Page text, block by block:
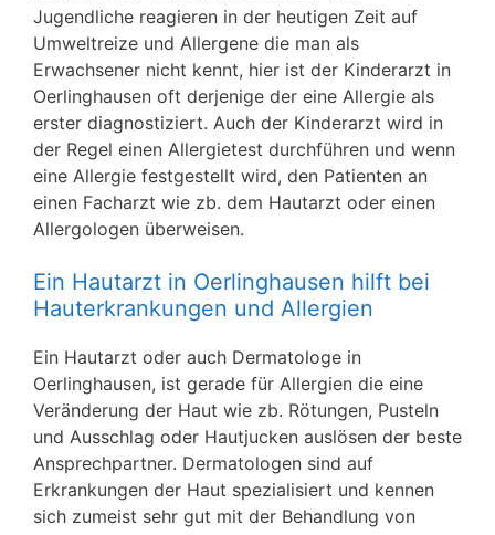
Jugendliche reagieren in der heutigen Zeit auf
Umweltreize und Allergene die man als
Erwachsener nicht kennt, hier ist der Kinderarzt in
Oerlinghausen oft derjenige der eine Allergie als
erster diagnostiziert. Auch der Kinderarzt wird in
der Regel einen Allergietest durchführen und wenn
eine Allergie festgestellt wird, den Patienten an
einen Facharzt wie zb. dem Hautarzt oder einen
Allergologen überweisen.
Ein Hautarzt in Oerlinghausen hilft bei
Hauterkrankungen und Allergien
Ein Hautarzt oder auch Dermatologe in
Oerlinghausen, ist gerade für Allergien die eine
Veränderung der Haut wie zb. Rötungen, Pusteln
und Ausschlag oder Hautjucken auslösen der beste
Ansprechpartner. Dermatologen sind auf
Erkrankungen der Haut spezialisiert und kennen
sich zumeist sehr gut mit der Behandlung von